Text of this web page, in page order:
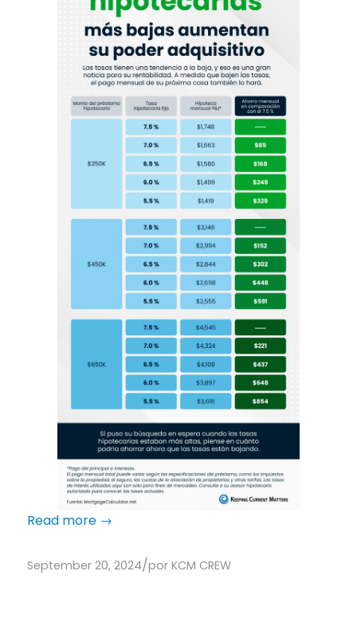
Read more→
September 20, 2024/por KCM CREW